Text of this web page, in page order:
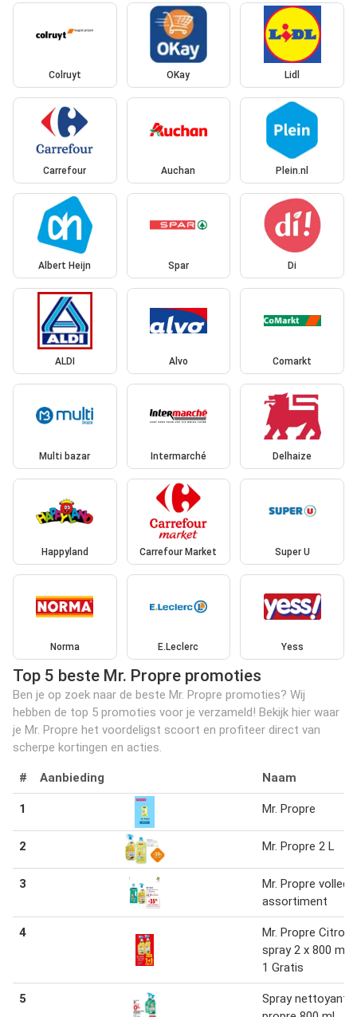
Colruyt OKay Lidl
Carrefour Auchan Plein.nl
Albert Heijn Spar Di
ALDI Alvo Comarkt
Multi bazar Intermarché Delhaize
Happyland Carrefour Market Super U
Norma E.Leclerc Yess
Top 5 beste Mr. Propre promoties
Ben je op zoek naar de beste Mr. Propre promoties? Wij
hebben de top 5 promoties voor je verzameld! Bekijk hier waar
je Mr. Propre het voordeligst scoort en profiteer direct van
scherpe kortingen en acties.
# Aanbieding Naam
1 Mr. Propre
2 Mr. Propre 2 L
3
Mr. Propre volledig
assortiment
4
Mr. Propre Citroen
spray 2 x 800 ml
1 Gratis
5
Spray nettoyant